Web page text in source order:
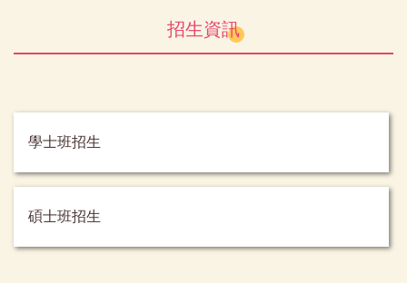
招生資訊
學士班招生
碩士班招生